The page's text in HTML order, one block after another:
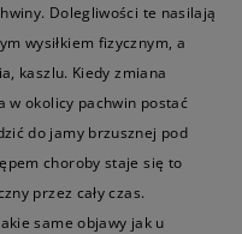
Dolegliwości te nasilają
wysiłkiem fizycznym, a
kaszlu. Kiedy zmiana
w okolicy pachwin postać
do jamy brzusznej pod
choroby staje się to
przez cały czas.
same objawy jak u